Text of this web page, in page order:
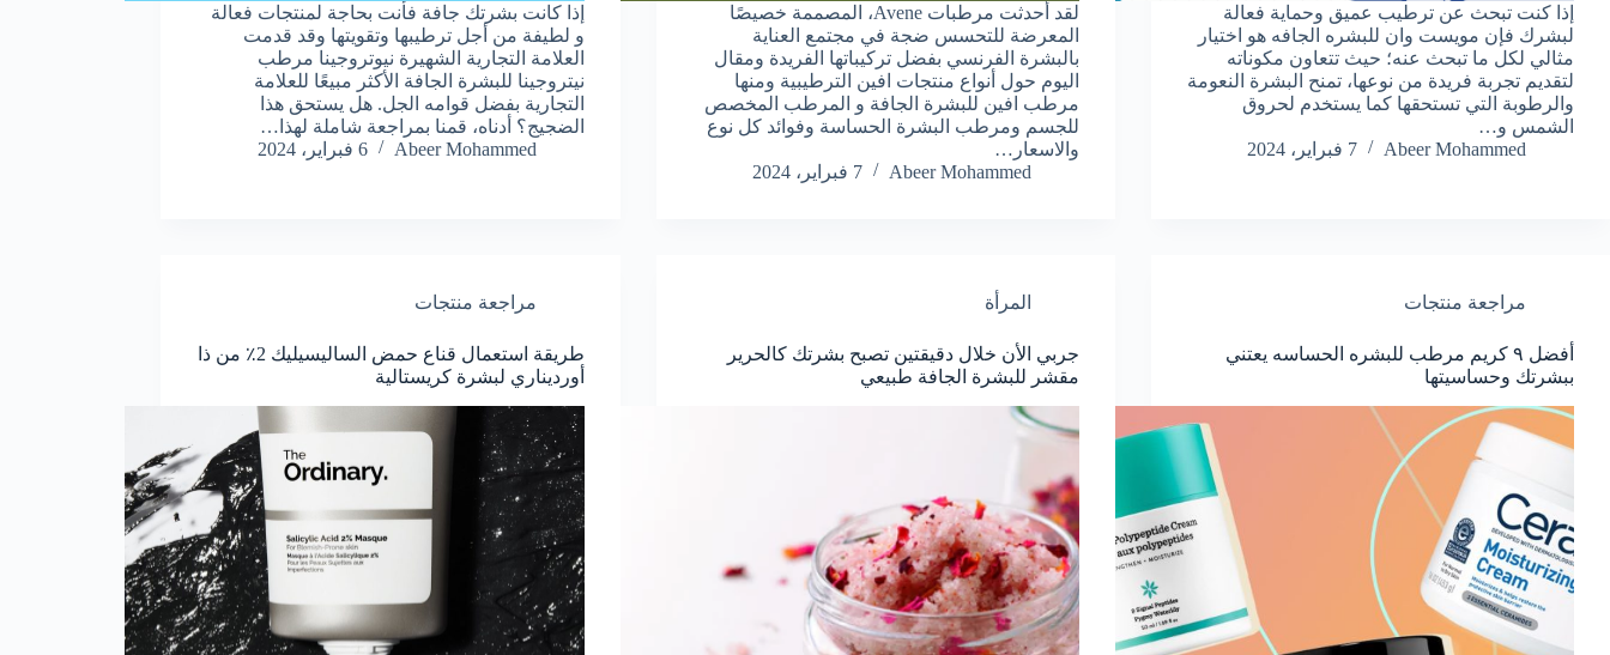
إذا كنت تبحث عن ترطيب عميق وحماية فعالة
لبشرك فإن مويست وان للبشره الجافه هو اختيار
مثالي لكل ما تبحث عنه؛ حيث تتعاون مكوناته
لتقديم تجربة فريدة من نوعها، تمنح البشرة النعومة
والرطوبة التي تستحقها كما يستخدم لحروق
الشمس و…
Abeer Mohammed
7 فبراير، 2024
لقد أحدثت مرطبات Avene، المصممة خصيصًا
المعرضة للتحسس ضجة في مجتمع العناية
بالبشرة الفرنسي بفضل تركيباتها الفريدة ومقال
اليوم حول أنواع منتجات افين الترطيبية ومنها
مرطب افين للبشرة الجافة و المرطب المخصص
للجسم ومرطب البشرة الحساسة وفوائد كل نوع
والاسعار…
Abeer Mohammed
7 فبراير، 2024
إذا كانت بشرتك جافة فأنت بحاجة لمنتجات فعالة
و لطيفة من أجل ترطيبها وتقويتها وقد قدمت
العلامة التجارية الشهيرة نيوتروجينا مرطب
نيتروجينا للبشرة الجافة الأكثر مبيعًا للعلامة
التجارية بفضل قوامه الجل. هل يستحق هذا
الضجيج؟ أدناه، قمنا بمراجعة شاملة لهذا…
Abeer Mohammed
6 فبراير، 2024
مراجعة منتجات
أفضل ٩ كريم مرطب للبشره الحساسه يعتني
ببشرتك وحساسيتها
المرأة
جربي الأن خلال دقيقتين تصبح بشرتك كالحرير
مقشر للبشرة الجافة طبيعي
مراجعة منتجات
طريقة استعمال قناع حمض الساليسيليك 2٪ من ذا
أورديناري لبشرة كريستالية